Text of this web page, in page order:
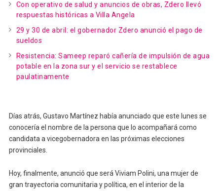
Con operativo de salud y anuncios de obras, Zdero llevó
respuestas históricas a Villa Angela
29 y 30 de abril: el gobernador Zdero anunció el pago de
sueldos
Resistencia: Sameep reparó cañería de impulsión de agua
potable en la zona sur y el servicio se restablece
paulatinamente
Días atrás, Gustavo Martínez había anunciado que este lunes se
conocería el nombre de la persona que lo acompañará como
candidata a vicegobernadora en las próximas elecciones
provinciales.
Hoy, finalmente, anunció que será Viviam Polini, una mujer de
gran trayectoria comunitaria y política, en el interior de la